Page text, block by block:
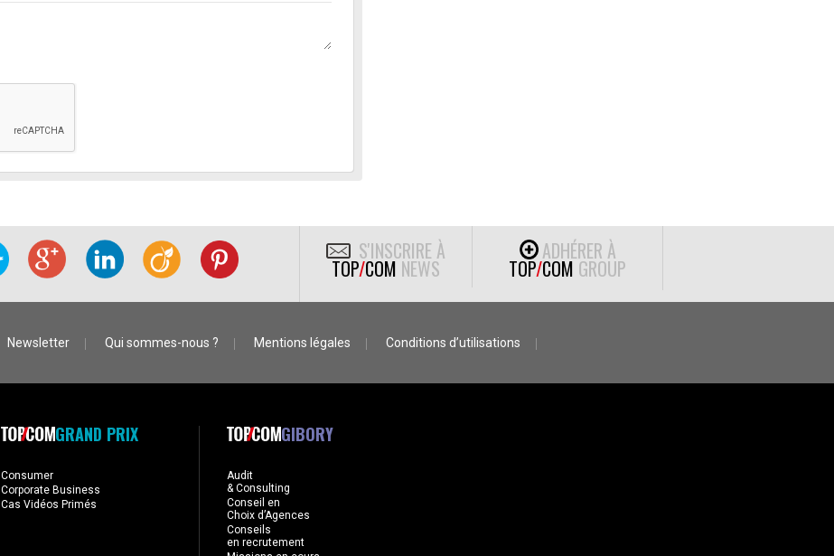
S'INSCRIRE À
TOP/COM NEWS
ADHÉRER À
TOP/COM GROUP
Newsletter Qui sommes-nous ? Mentions légales Conditions d’utilisations
GRAND PRIX
Consumer
Corporate Business
Cas Vidéos Primés
GIBORY
Audit
& Consulting
Conseil en
Choix d’Agences
Conseils
en recrutement